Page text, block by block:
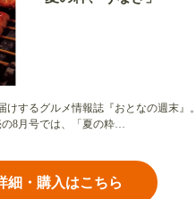
けするグルメ情報誌『おとなの週末』。
の8月号では、「夏の粋…
細・購入はこちら